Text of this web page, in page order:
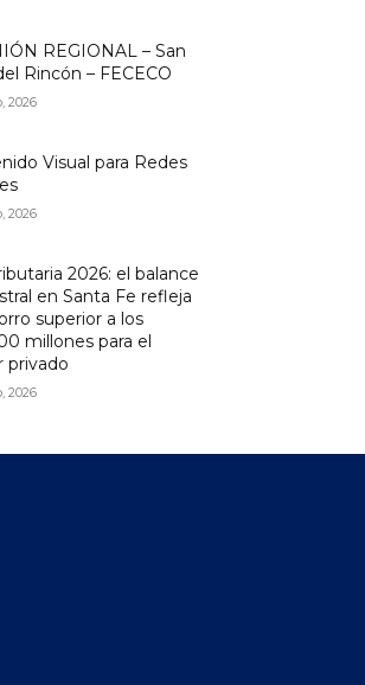
REGIONAL – San
Rincón – FECECO
2026
Visual para Redes
2026
2026: el balance
en Santa Fe refleja
superior a los
millones para el
privado
2026